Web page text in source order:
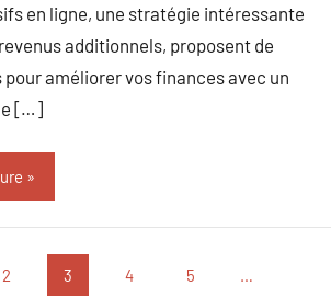
en ligne, une stratégie intéressante
additionnels, proposent de
améliorer vos finances avec un
[…]
2 3 4 5 …